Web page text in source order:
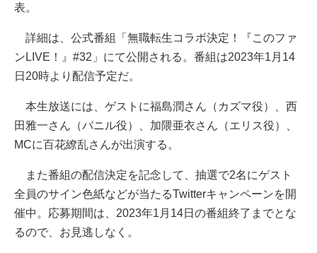
表。
詳細は、公式番組「無職転生コラボ決定！『このファ
ンLIVE！』#32」にて公開される。番組は2023年1月14
日20時より配信予定だ。
本生放送には、ゲストに福島潤さん（カズマ役）、西
田雅一さん（バニル役）、加隈亜衣さん（エリス役）、
MCに百花繚乱さんが出演する。
また番組の配信決定を記念して、抽選で2名にゲスト
全員のサイン色紙などが当たるTwitterキャンペーンを開
催中。応募期間は、2023年1月14日の番組終了までとな
るので、お見逃しなく。